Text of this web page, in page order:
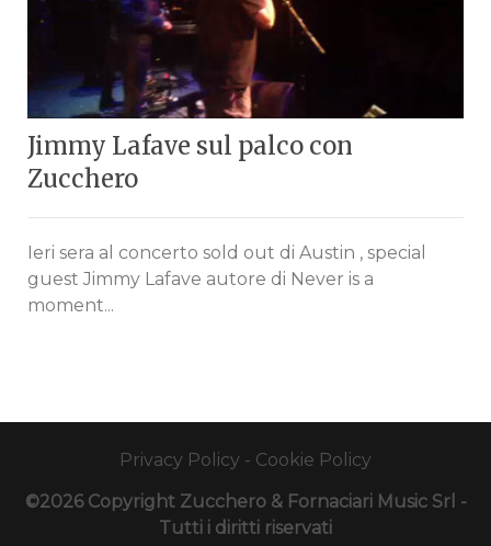
Jimmy Lafave sul palco con
Zucchero
Ieri sera al concerto sold out di Austin , special
guest Jimmy Lafave autore di Never is a
moment...
Privacy Policy - Cookie Policy
©2026 Copyright Zucchero & Fornaciari Music Srl -
Tutti i diritti riservati